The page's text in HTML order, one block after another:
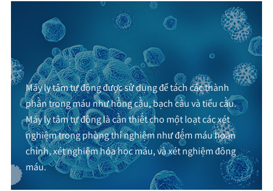
Máy ly tâm tự động được sử dụng để tách các thành
phần trong máu như hồng cầu, bạch cầu và tiểu cầu.
Máy ly tâm tự động là cần thiết cho một loạt các xét
nghiệm trong phòng thí nghiệm như đếm máu hoàn
chỉnh, xét nghiệm hóa học máu, và xét nghiệm đông
máu.